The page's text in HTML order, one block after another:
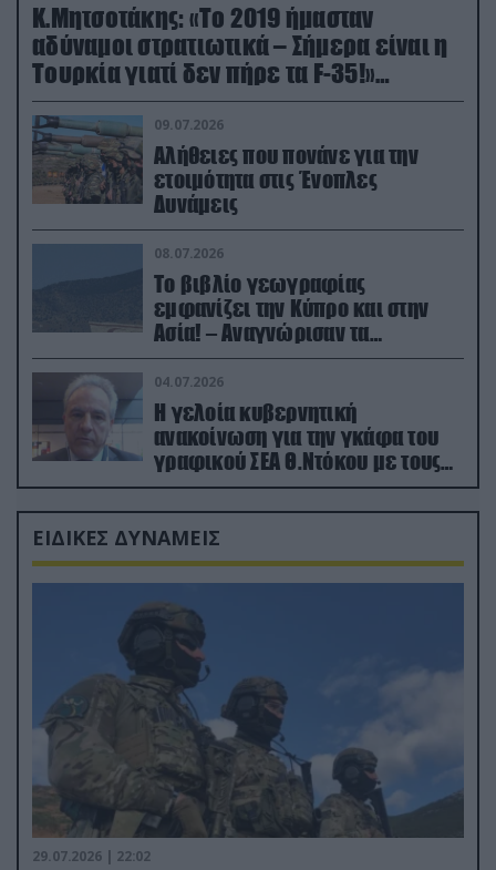
Κ.Μητσοτάκης: «Το 2019 ήμασταν
αδύναμοι στρατιωτικά – Σήμερα είναι η
Τουρκία γιατί δεν πήρε τα F-35!»
(βίντεο)
09.07.2026
Αλήθειες που πονάνε για την
ετοιμότητα στις Ένοπλες
Δυνάμεις
08.07.2026
Το βιβλίο γεωγραφίας
εμφανίζει την Κύπρο και στην
Ασία! – Αναγνώρισαν τα
κατεχόμενα; (φωτο)
04.07.2026
Η γελοία κυβερνητική
ανακοίνωση για την γκάφα του
γραφικού ΣΕΑ Θ.Ντόκου με τους
Ρώσους φαρσέρ
ΕΙΔΙΚΕΣ ΔΥΝΑΜΕΙΣ
29.07.2026 | 22:02